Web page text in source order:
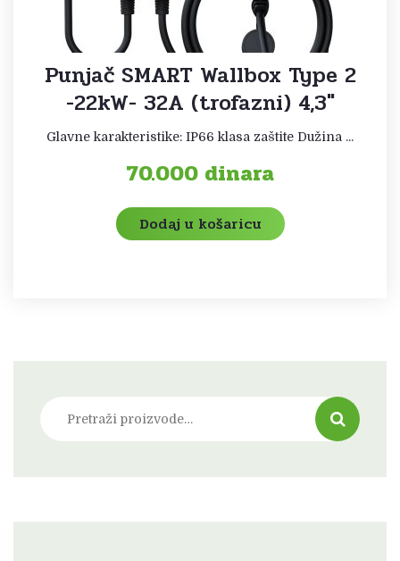
Punjač SMART Wallbox Type 2
-22kW- 32A (trofazni) 4,3″
Glavne karakteristike: IP66 klasa zaštite Dužina ...
70.000 dinara
Dodaj u košaricu